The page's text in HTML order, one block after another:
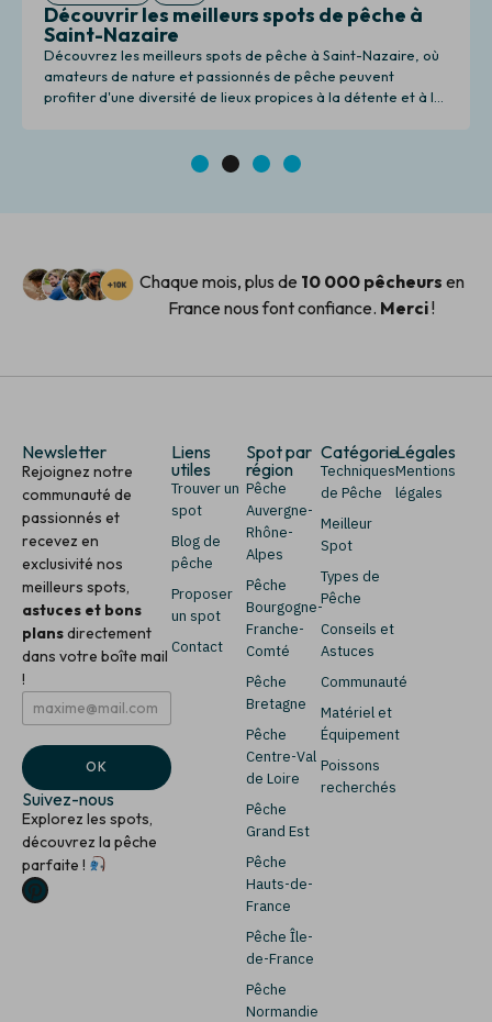
Découvrir les meilleurs spots de pêche à
Saint-Nazaire
Découvrez les meilleurs spots de pêche à Saint-Nazaire, où
amateurs de nature et passionnés de pêche peuvent
profiter d'une diversité de lieux propices à la détente et à la
3 4
Chaque mois, plus de 10 000 pêcheurs en
France nous font confiance. Merci!
Newsletter
Rejoignez notre
communauté de
passionnés et
recevez en
exclusivité nos
meilleurs spots,
astuces et bons
plansdirectement
dans votre boîte mail
!
E
m
i
l
*
E
m
a
i
l
E
m
i
l
*
OK
Suivez-nous
Explorez les spots,
découvrez la pêche
parfaite !
Liens
utiles
Trouver un
spot
Blog de
pêche
Proposer
un spot
Contact
Spot par
région
Pêche
Auvergne-
Rhône-
Alpes
Pêche
Bourgogne-
Franche-
Comté
Pêche
Bretagne
Pêche
Centre-Val
de Loire
Pêche
Grand Est
Pêche
Hauts-de-
France
Pêche Île-
de-France
Pêche
Normandie
Catégorie
Techniques
de Pêche
Meilleur
Spot
Types de
Pêche
Conseils et
Astuces
Communauté
Matériel et
Équipement
Poissons
recherchés
Légales
Mentions
légales